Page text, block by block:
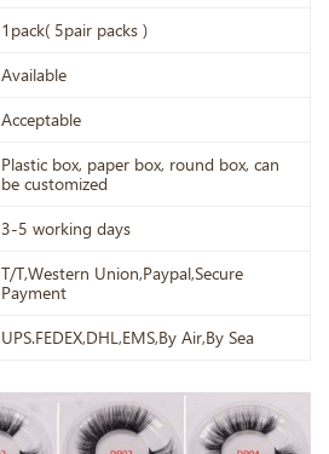
1pack( 5pair packs )
Available
Acceptable
Plastic box, paper box, round box, can
be customized
3-5 working days
T/T,Western Union,Paypal,Secure
Payment
UPS.FEDEX,DHL,EMS,By Air,By Sea